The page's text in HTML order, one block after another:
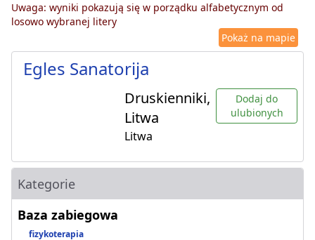
Uwaga: wyniki pokazują się w porządku alfabetycznym od
losowo wybranej litery
Pokaż na mapie
Egles Sanatorija
Druskienniki,
Litwa
Litwa
Dodaj do
ulubionych
Kategorie
Baza zabiegowa
fizykoterapia